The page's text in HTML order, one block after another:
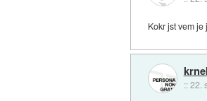
Kokr jst vem
::22.